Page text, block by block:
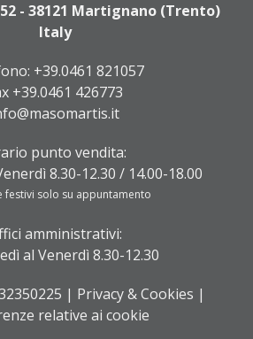
- 38121 Martignano (Trento)
Italy
+39.0461 821057
+39.0461 426773
punto vendita:
8.30-12.30 / 14.00-18.00
festivi solo su appuntamento
amministrativi:
al Venerdì 8.30-12.30
| Privacy & Cookies |
relative ai cookie